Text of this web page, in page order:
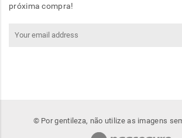
próxima compra!
© Por gentileza, não utilize as imagens